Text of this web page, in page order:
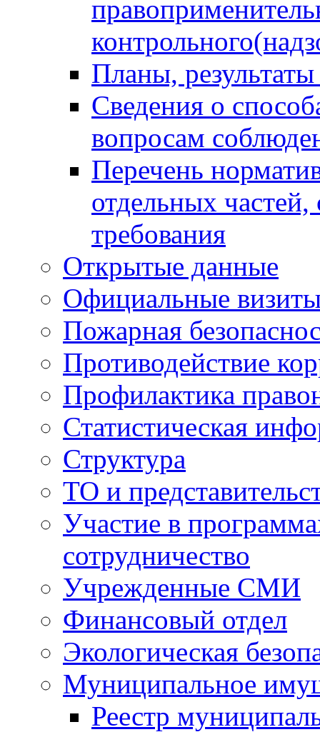
Планы,
Сведения о
вопросам
Перечень
отдельных
требования
Открытые данные
Официальные
Пожарная
Противодействие
Профилактика
Статистическая
Структура
ТО и
Участие в
сотрудничество
Учрежденные СМИ
Финансовый отдел
Экологическая
Муниципальное
Реестр